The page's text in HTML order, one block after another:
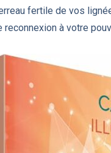
fertile de vos
reconnexion à votre